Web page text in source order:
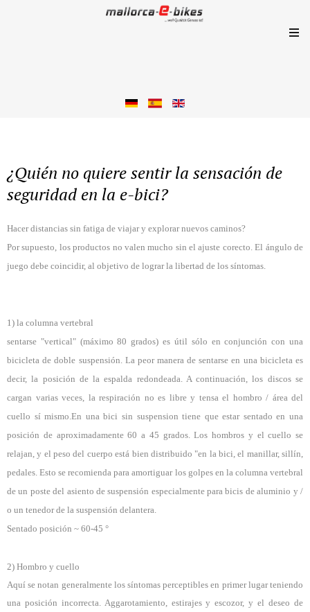
¿Quién no quiere sentir la sensación de
seguridad en la e-bici?
Hacer distancias sin fatiga de viajar y explorar nuevos caminos?
Por supuesto, los productos no valen mucho sin el ajuste corecto. El ángulo de
juego debe coincidir, al objetivo de lograr la libertad de los síntomas.
1) la columna vertebral
sentarse "vertical" (máximo 80 grados) es útil sólo en conjunción con una
bicicleta de doble suspensión. La peor manera de sentarse en una bicicleta es
decir, la posición de la espalda redondeada. A continuación, los discos se
cargan varias veces, la respiración no es libre y tensa el hombro / área del
cuello sí mismo.En una bici sin suspension tiene que estar sentado en una
posición de aproximadamente 60 a 45 grados. Los hombros y el cuello se
relajan, y el peso del cuerpo está bien distribuido "en la bici, el manillar, sillín,
pedales. Esto se recomienda para amortiguar los golpes en la columna vertebral
de un poste del asiento de suspensión especialmente para bicis de aluminio y /
o un tenedor de la suspensión delantera.
Sentado posición ~ 60-45 °
2) Hombro y cuello
Aquí se notan generalmente los síntomas perceptibles en primer lugar teniendo
una posición incorrecta. Aggarotamiento, estirajes y escozor, y el deseo de